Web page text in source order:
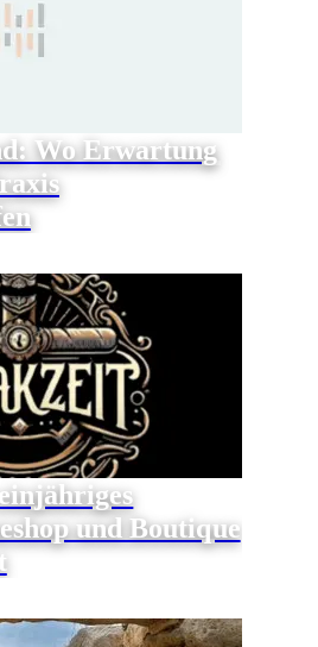
Wo Erwartung
und Boutique